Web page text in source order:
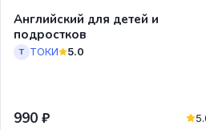
Английский для детей и
подростков
Т ТОКИ 5.0
990 ₽